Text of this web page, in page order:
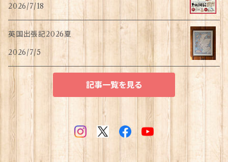
2026/7/18
英国出張記2026夏
2026/7/5
記事一覧を見る